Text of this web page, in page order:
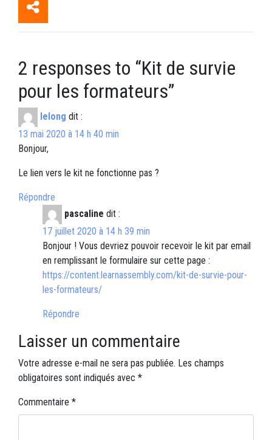
2 responses to “Kit de survie
pour les formateurs”
lelong dit :
13 mai 2020 à 14 h 40 min
Bonjour,
Le lien vers le kit ne fonctionne pas ?
Répondre
pascaline dit :
17 juillet 2020 à 14 h 39 min
Bonjour ! Vous devriez pouvoir recevoir le kit par email
en remplissant le formulaire sur cette page :
https://content.learnassembly.com/kit-de-survie-pour-
les-formateurs/
Répondre
Laisser un commentaire
Votre adresse e-mail ne sera pas publiée. Les champs
obligatoires sont indiqués avec *
Commentaire *